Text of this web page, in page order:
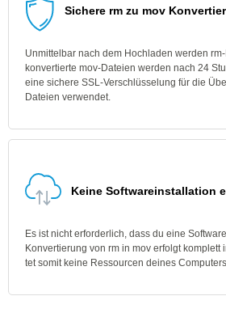
Sichere rm zu mov
Unmittelbar nach dem Hochladen werden
konvertierte mov-Dateien werden nach 24
eine sichere SSL-Verschlüsselung für die
Dateien verwendet.
Keine Softwareinstallation
Es ist nicht erforderlich, dass du eine
Konvertierung von rm in mov erfolgt komplett
tet somit keine Ressourcen deines